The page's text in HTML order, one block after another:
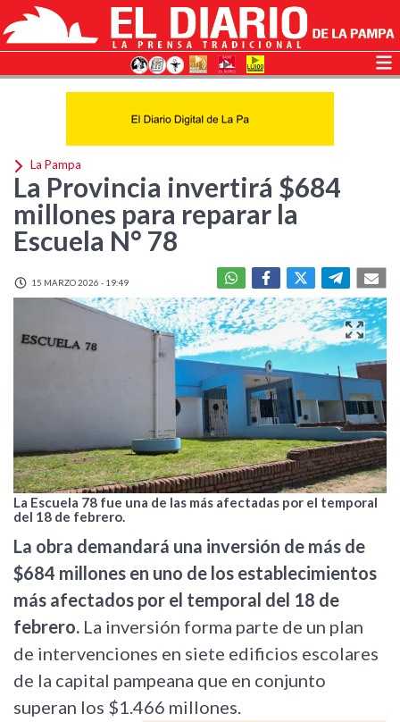
La Pampa
La Provincia invertirá $684
millones para reparar la
Escuela N° 78
15 MARZO 2026 - 19:49
La Escuela 78 fue una de las más afectadas por el temporal
del 18 de febrero.
La obra demandará una inversión de más de
$684 millones en uno de los establecimientos
más afectados por el temporal del 18 de
febrero. La inversión forma parte de un plan
de intervenciones en siete edificios escolares
de la capital pampeana que en conjunto
superan los $1.466 millones.